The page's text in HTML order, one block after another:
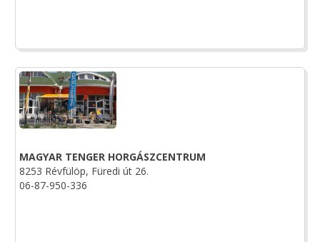
MAGYAR TENGER HORGÁSZCENTRUM
8253 Révfülöp, Füredi út 26.
06-87-950-336